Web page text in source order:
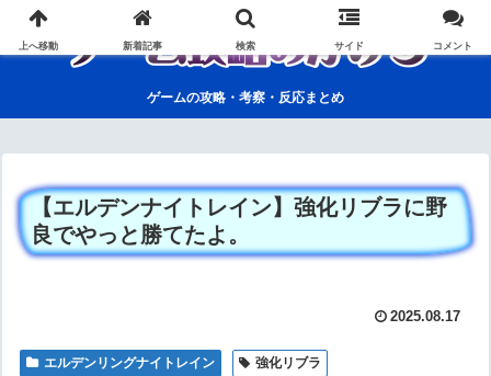
ゲームの攻略・考察・反応まとめ
【エルデンナイトレイン】強化リブラに野
良でやっと勝てたよ。
2025.08.17
エルデンリングナイトレイン 強化リブラ
上へ移動 新着記事 検索 サイド コメント